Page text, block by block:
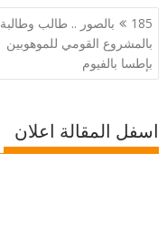
تصفّح
المقالات
185بالصور .. طالب وطالبة
بالمشروع القومي للموهوبين
بإطسا بالفيوم
اسفل المقالة اعلان